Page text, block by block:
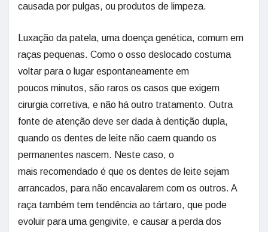
causada por pulgas, ou produtos de limpeza.
Luxação da patela, uma doença genética, comum em
raças pequenas. Como o osso deslocado costuma
voltar para o lugar espontaneamente em
poucos minutos, são raros os casos que exigem
cirurgia corretiva, e não há outro tratamento. Outra
fonte de atenção deve ser dada à dentição dupla,
quando os dentes de leite não caem quando os
permanentes nascem. Neste caso, o
mais recomendado é que os dentes de leite sejam
arrancados, para não encavalarem com os outros. A
raça também tem tendência ao tártaro, que pode
evoluir para uma gengivite, e causar a perda dos